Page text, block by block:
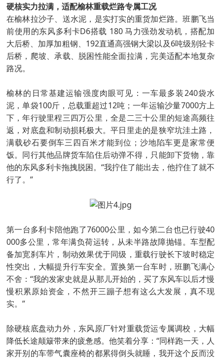
硬核实力拉满，适配榆林重载烂路专属工况
在榆林拉沙子、送水泥，是实打实的重货加烂路。班鹏飞当
前使用的东风多利卡D6搭载 180 马力强劲发动机，搭配加
大后桥、加厚加粗钢、192直通高强钢大梁以及6吨级别轻卡
后桥，爬坡、承载、脱困性能全面拉满，完美适配本地复杂
路况。
榆林的日常基建运输强度肉眼可见：一车最多装240袋水
泥，单袋100斤，总载重超过12吨；一年运输沙量7000方上
下，年行驶里程三四万公里，全是二三十公里的短途高频往
返，对底盘和制动损耗极大。平日里走的是狭窄坑洼土路，
满载砂石要倒车三四百米才能到位；沙地陷车更是家常便
饭。同行其他品牌货车陷住后动弹不得，只能卸下货物，靠
他的东风多利卡拖拽脱困。“我拧住了能出去，他拧住了就不
行了。”
第一台多利卡陪他跑了76000公里，如今第二台也已行驶40
000多公里，常年满负荷运转，从未半路故障抛锚。车型配
备加宽刹车片，制动效果优于同级，重载行驶长下坡时稳定
性突出，大幅提升行车安全。置换第一台车时，班鹏飞满心
不舍：“我的发家史就是从那儿开始的，买了东风车以后才慢
慢积累原始资金，不然开三蹦子想有这么大发展，真不现
实。”
除硬核底盘动力外，东风原厂针对重载货运专属调校，大幅
降低长途颠簸带来的疲惫感。他笑着分享：“同样跑一天，人
家开别的车带气囊座椅的都累得倒头就睡，我开这个反而没